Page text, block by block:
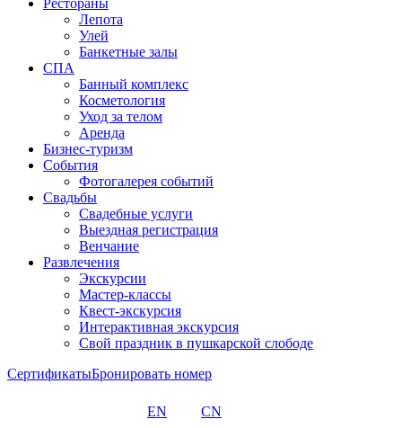
Рестораны
Лепота
Улей
Банкетные залы
СПА
Банный комплекс
Косметология
Уход за телом
Аренда
Бизнес-туризм
События
Фотогалерея событий
Свадьбы
Свадебные услуги
Выездная регистрация
Венчание
Развлечения
Экскурсии
Мастер-классы
Квест-экскурсия
Интерактивная экскурсия
Свой праздник в пушкарской слободе
СертификатыБронировать номер
EN CN